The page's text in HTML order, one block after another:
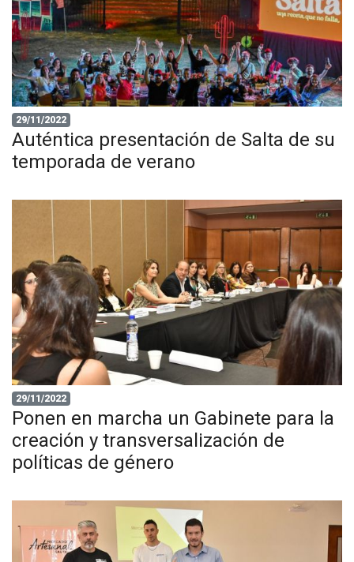
29/11/2022
Auténtica presentación de Salta de su
temporada de verano
29/11/2022
Ponen en marcha un Gabinete para la
creación y transversalización de
políticas de género